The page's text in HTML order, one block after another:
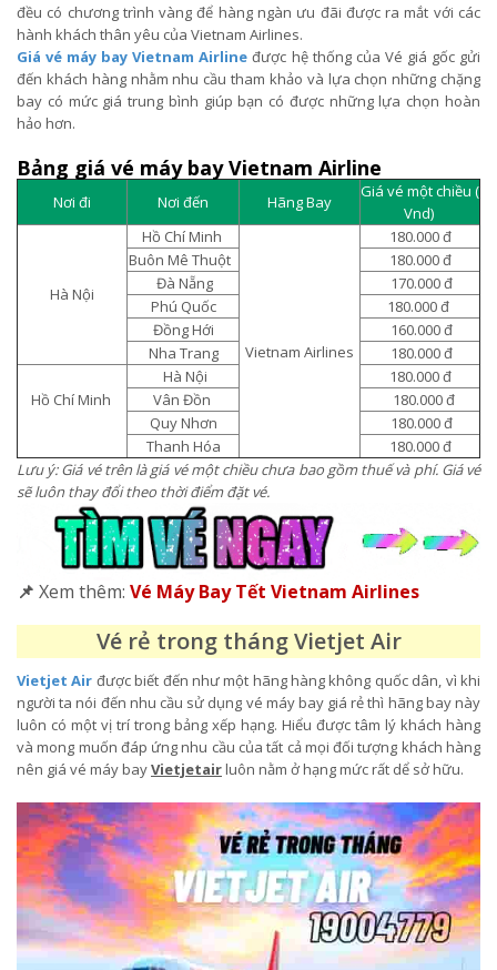
đều có chương trình vàng để hàng ngàn ưu đãi được ra mắt với các
hành khách thân yêu của Vietnam Airlines.
Giá vé máy bay Vietnam Airline được hệ thống của Vé giá gốc gửi
đến khách hàng nhằm nhu cầu tham khảo và lựa chọn những chặng
bay có mức giá trung bình giúp bạn có được những lựa chọn hoàn
hảo hơn.
Bảng giá vé máy bay Vietnam Airline
Nơi đi Nơi đến Hãng Bay
Giá vé một chiều (
Vnd)
Hà Nội
Hồ Chí Minh
Vietnam Airlines
180.000 đ
Buôn Mê Thuột
180.000 đ
Đà Nẵng
170.000 đ
Phú Quốc
180.000 đ
Đồng Hới
160.000 đ
Nha Trang
180.000 đ
Hồ Chí Minh
Hà Nội
180.000 đ
Vân Đồn
180.000 đ
Quy Nhơn
180.000 đ
Thanh Hóa
180.000 đ
Lưu ý: Giá vé trên là giá vé một chiều chưa bao gồm thuế và phí. Giá vé
sẽ luôn thay đổi theo thời điểm đặt vé.
📌 Xem thêm: Vé Máy Bay Tết Vietnam Airlines
Vé rẻ trong tháng Vietjet Air
Vietjet Air được biết đến như một hãng hàng không quốc dân, vì khi
người ta nói đến nhu cầu sử dụng vé máy bay giá rẻ thì hãng bay này
luôn có một vị trí trong bảng xếp hạng. Hiểu được tâm lý khách hàng
và mong muốn đáp ứng nhu cầu của tất cả mọi đối tượng khách hàng
nên giá vé máy bayVietjetairluôn nằm ở hạng mức rất dể sở hữu.